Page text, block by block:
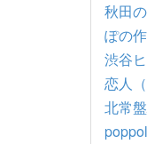
秋田
ぽの
渋谷
恋人
北常